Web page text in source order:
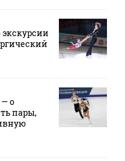
экскурсии
о
пары,